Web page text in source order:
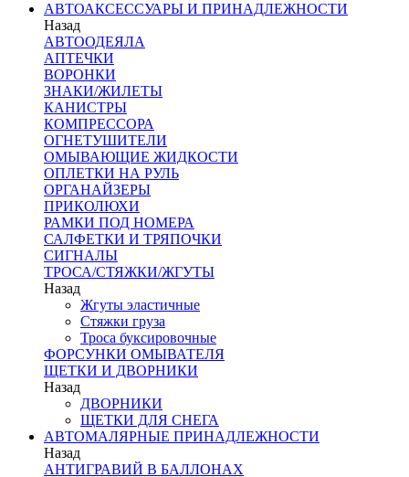
АВТОАКСЕССУАРЫ И ПРИНАДЛЕЖНОСТИ
Назад
АВТООДЕЯЛА
АПТЕЧКИ
ВОРОНКИ
ЗНАКИ/ЖИЛЕТЫ
КАНИСТРЫ
КОМПРЕССОРА
ОГНЕТУШИТЕЛИ
ОМЫВАЮЩИЕ ЖИДКОСТИ
ОПЛЕТКИ НА РУЛЬ
ОРГАНАЙЗЕРЫ
ПРИКОЛЮХИ
РАМКИ ПОД НОМЕРА
САЛФЕТКИ И ТРЯПОЧКИ
СИГНАЛЫ
ТРОСА/СТЯЖКИ/ЖГУТЫ
Назад
Жгуты эластичные
Стяжки груза
Троса буксировочные
ФОРСУНКИ ОМЫВАТЕЛЯ
ЩЕТКИ И ДВОРНИКИ
Назад
ДВОРНИКИ
ЩЕТКИ ДЛЯ СНЕГА
АВТОМАЛЯРНЫЕ ПРИНАДЛЕЖНОСТИ
Назад
АНТИГРАВИЙ В БАЛЛОНАХ